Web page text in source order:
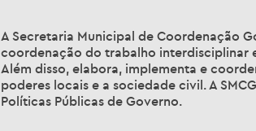
A Secretaria Municipal de Coordenação
coordenação do trabalho interdisciplinar
Além disso, elabora, implementa e
poderes locais e a sociedade civil. A
Políticas Públicas de Governo.